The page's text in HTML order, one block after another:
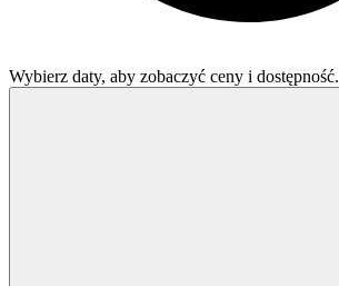
Wybierz daty, aby zobaczyć ceny i dostępność.